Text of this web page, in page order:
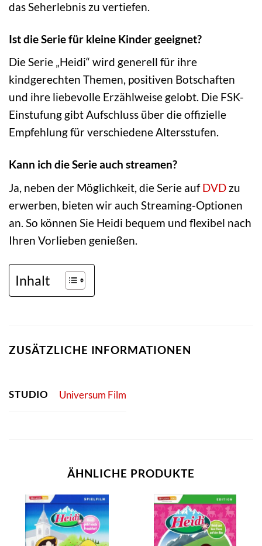
das Seherlebnis zu vertiefen.
Ist die Serie für kleine Kinder geeignet?
Die Serie „Heidi“ wird generell für ihre
kindgerechten Themen, positiven Botschaften
und ihre liebevolle Erzählweise gelobt. Die FSK-
Einstufung gibt Aufschluss über die offizielle
Empfehlung für verschiedene Altersstufen.
Kann ich die Serie auch streamen?
Ja, neben der Möglichkeit, die Serie aufDVD zu
erwerben, bieten wir auch Streaming-Optionen
an. So können Sie Heidi bequem und flexibel nach
Ihren Vorlieben genießen.
Inhalt
ZUSÄTZLICHE INFORMATIONEN
STUDIO Universum Film
ÄHNLICHE PRODUKTE